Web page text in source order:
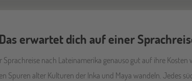
Das erwartet dich auf einer
nach Lateinamerika genauso gut auf ihre
Spuren alter Kulturen der Inka und Maya wandeln. Jedes